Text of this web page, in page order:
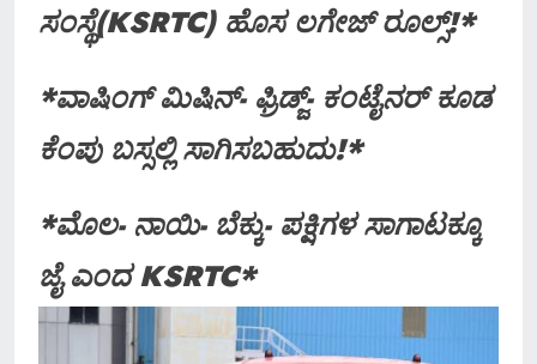
ಸಂಸ್ಥೆ(KSRTC) ಹೊಸ ಲಗೇಜ್ ರೂಲ್ಸ್!*
*ವಾಷಿಂಗ್ ಮಿಷಿನ್- ಫ್ರಿಡ್ಜ್- ಕಂಟೈನರ್ ಕೂಡ
ಕೆಂಪು ಬಸ್ಸಲ್ಲಿ ಸಾಗಿಸಬಹುದು!*
*ಮೊಲ- ನಾಯಿ- ಬೆಕ್ಕು- ಪಕ್ಷಿಗಳ ಸಾಗಾಟಕ್ಕೂ
ಜೈ ಎಂದ KSRTC*